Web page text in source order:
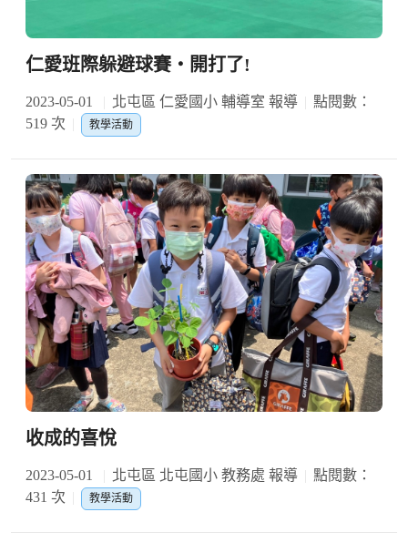
仁愛班際躲避球賽‧開打了!
2023-05-01 北屯區 仁愛國小 輔導室 報導
點閱數：
519 次
教學活動
收成的喜悅
2023-05-01 北屯區 北屯國小 教務處 報導
點閱數：
431 次
教學活動